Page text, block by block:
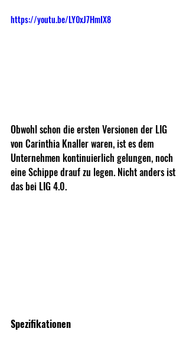
https://youtu.be/LY0xJ7HmIX8
Obwohl schon die ersten Versionen der LIG
von Carinthia Knaller waren, ist es dem
Unternehmen kontinuierlich gelungen, noch
eine Schippe drauf zu legen. Nicht anders ist
das bei LIG 4.0.
Spezifikationen